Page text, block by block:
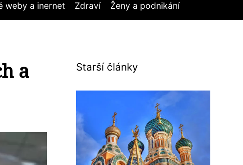
weby a inernet Zdraví Ženy a podnikání
a
Starší články